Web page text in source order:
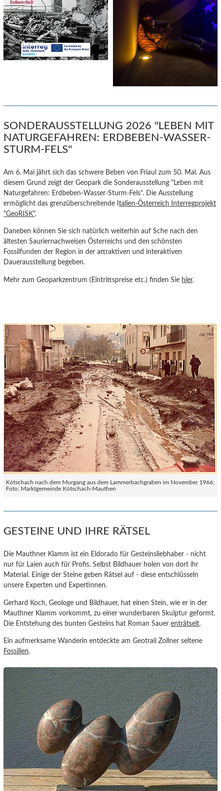
SONDERAUSSTELLUNG 2026 "LEBEN MIT
NATURGEFAHREN: ERDBEBEN-WASSER-
STURM-FELS"
Am 6. Mai jährt sich das schwere Beben von Friaul zum 50. Mal. Aus
diesem Grund zeigt der Geopark die Sonderausstellung "Leben mit
Naturgefahren: Erdbeben-Wasser-Sturm-Fels". Die Ausstellung
ermöglicht das grenzüberschreitende Italien-Österreich Interregprojekt
"GeoRISK".
Daneben können Sie sich natürlich weiterhin auf Sche nach den
ältesten Sauriernachweisen Österreichs und den schönsten
Fossilfunden der Region in der attraktiven und interaktiven
Dauerausstellung begeben.
Mehr zum Geoparkzentrum (Eintrittspreise etc.) finden Sie hier.
Kötschach nach dem Murgang aus dem Lammerbachgraben im November 1966;
Foto: Marktgemeinde Kötschach-Mauthen
GESTEINE UND IHRE RÄTSEL
Die Mauthner Klamm ist ein Eldorado für Gesteinsliebhaber - nicht
nur für Laien auch für Profis. Selbst Bildhauer holen von dort ihr
Material. Einige der Steine geben Rätsel auf - diese entschlüsseln
unsere Experten und Expertinnen.
Gerhard Koch, Geologe und Bildhauer, hat einen Stein, wie er in der
Mauthner Klamm vorkommt, zu einer wunderbaren Skulptur geformt.
Die Entstehung des bunten Gesteins hat Roman Sauerenträtselt.
Ein aufmerksame Wanderin entdeckte am Geotrail Zollner seltene
Fossilien.